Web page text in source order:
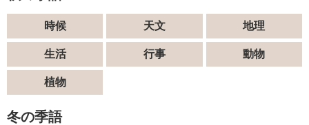
時候 天文 地理
生活 行事 動物
植物
冬の季語